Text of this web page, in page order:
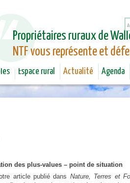
Propriétaires ruraux de
NTF vous représente et
Espace rural Actualité Agenda
des plus-values – point de situation
article publié dans Nature, Terres et